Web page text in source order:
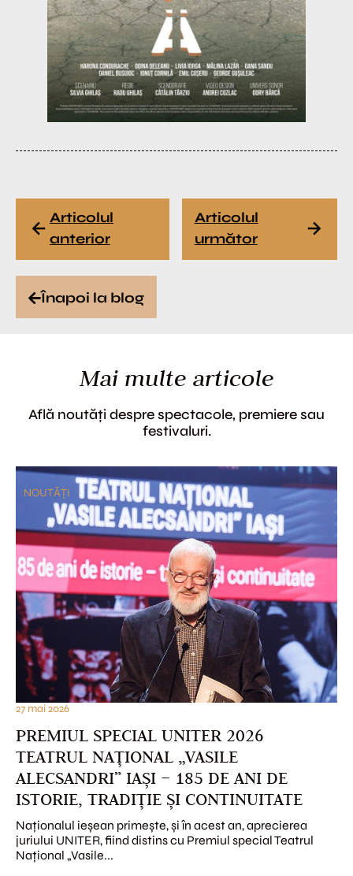
Articolul
anterior
Articolul
următor
Înapoi la blog
Mai multe articole
Află noutăți despre spectacole, premiere sau
festivaluri.
NOUTĂȚI
27 mai 2026
PREMIUL SPECIAL UNITER 2026
TEATRUL NAȚIONAL „VASILE
ALECSANDRI” IAȘI – 185 DE ANI DE
ISTORIE, TRADIȚIE ȘI CONTINUITATE
Naționalul ieșean primește, și în acest an, aprecierea
juriului UNITER, fiind distins cu Premiul special Teatrul
Național „Vasile...